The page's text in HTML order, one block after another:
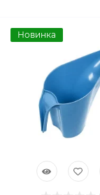
Новинка